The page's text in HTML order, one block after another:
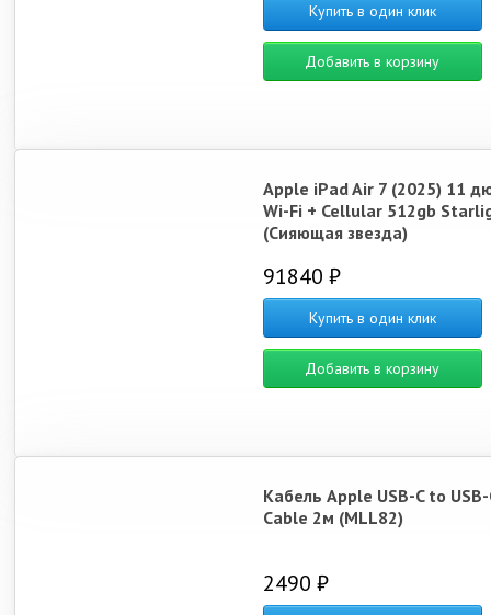
Купить в один клик
Добавить в корзину
Apple iPad Air 7 (2025) 11
Wi-Fi + Cellular 512gb
(Сияющая звезда)
91840 ₽
Купить в один клик
Добавить в корзину
Кабель Apple USB-C to USB-
Cable 2м (MLL82)
2490 ₽